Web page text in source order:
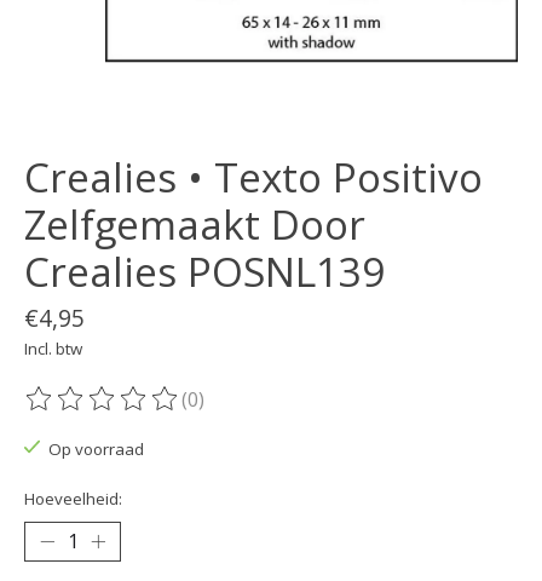
Crealies • Texto Positivo
Zelfgemaakt Door
Crealies POSNL139
€4,95
Incl. btw
De beoordeling van dit product is
(0)
Op voorraad
Hoeveelheid: